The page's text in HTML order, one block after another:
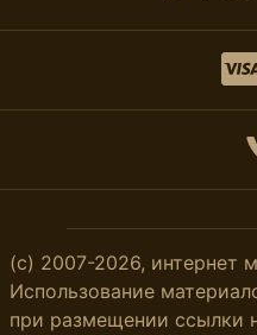
(с) 2007-2026, интернет
Использование
при размещении ссылки